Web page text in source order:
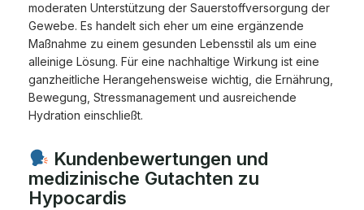
moderaten Unterstützung der Sauerstoffversorgung der
Gewebe. Es handelt sich eher um eine ergänzende
Maßnahme zu einem gesunden Lebensstil als um eine
alleinige Lösung. Für eine nachhaltige Wirkung ist eine
ganzheitliche Herangehensweise wichtig, die Ernährung,
Bewegung, Stressmanagement und ausreichende
Hydration einschließt.
Kundenbewertungen und
medizinische Gutachten zu
Hypocardis